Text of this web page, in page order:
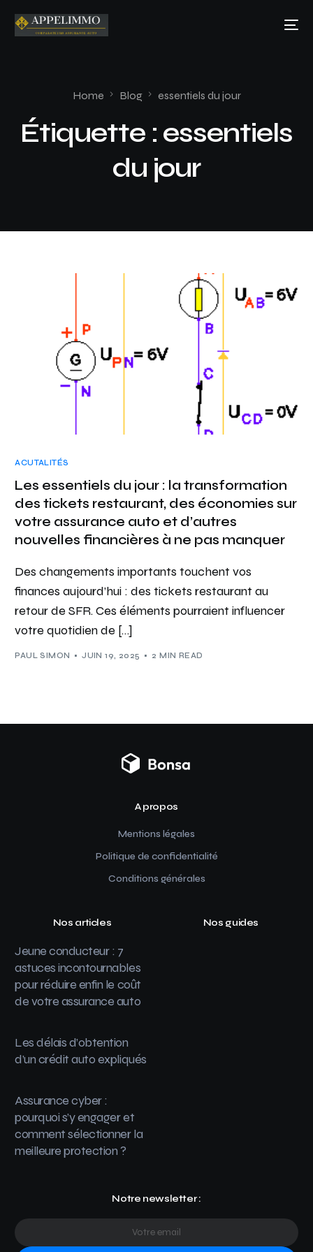
Home Blog essentiels du jour
Étiquette : essentiels
du jour
ACUTALITÉS
Les essentiels du jour : la transformation
des tickets restaurant, des économies sur
votre assurance auto et d’autres
nouvelles financières à ne pas manquer
Des changements importants touchent vos
finances aujourd’hui : des tickets restaurant au
retour de SFR. Ces éléments pourraient influencer
votre quotidien de […]
PAUL SIMON JUIN 19, 2025 2 MIN READ
A propos
Mentions légales
Politique de confidentialité
Conditions générales
Nos articles
Jeune conducteur : 7
astuces incontournables
pour réduire enfin le coût
de votre assurance auto
Les délais d’obtention
d’un crédit auto expliqués
Assurance cyber :
pourquoi s’y engager et
comment sélectionner la
meilleure protection ?
Nos guides
Notre newsletter :